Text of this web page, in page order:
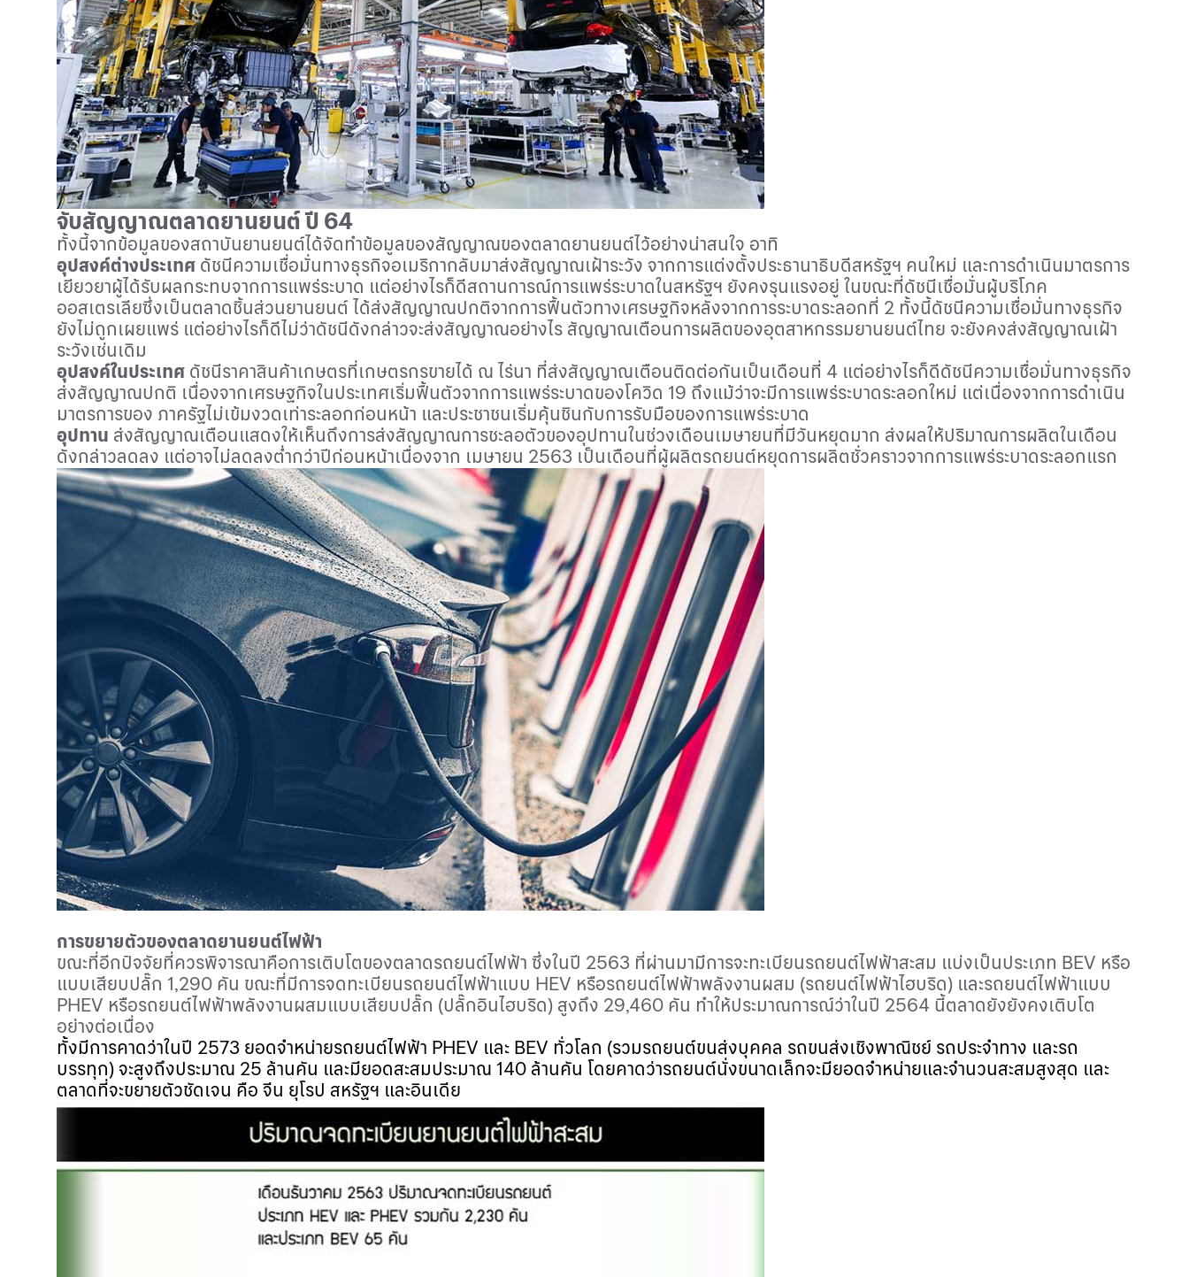
จับสัญญาณตลาดยานยนต์ ปี 64
ทั้งนี้จากข้อมูลของสถาบันยานยนต์ได้จัดทำข้อมูลของสัญญาณของตลาดยานยนต์ไว้อย่างน่าสนใจ อาทิ
อุปสงค์ต่างประเทศ ดัชนีความเชื่อมั่นทางธุรกิจอเมริกากลับมาส่งสัญญาณเฝ้าระวัง จากการแต่งตั้งประธานาธิบดีสหรัฐฯ คนใหม่ และการดำเนินมาตรการ
เยียวยาผู้ได้รับผลกระทบจากการแพร่ระบาด แต่อย่างไรก็ดีสถานการณ์การแพร่ระบาดในสหรัฐฯ ยังคงรุนแรงอยู่ ในขณะที่ดัชนีเชื่อมั่นผู้บริโภค
ออสเตรเลียซึ่งเป็นตลาดชิ้นส่วนยานยนต์ ได้ส่งสัญญาณปกติจากการฟื้นตัวทางเศรษฐกิจหลังจากการระบาดระลอกที่ 2 ทั้งนี้ดัชนีความเชื่อมั่นทางธุรกิจ
ยังไม่ถูกเผยแพร่ แต่อย่างไรก็ดีไม่ว่าดัชนีดังกล่าวจะส่งสัญญาณอย่างไร สัญญาณเตือนการผลิตของอุตสาหกรรมยานยนต์ไทย จะยังคงส่งสัญญาณเฝ้า
ระวังเช่นเดิม
อุปสงค์ในประเทศ ดัชนีราคาสินค้าเกษตรที่เกษตรกรขายได้ ณ ไร่นา ที่ส่งสัญญาณเตือนติดต่อกันเป็นเดือนที่ 4 แต่อย่างไรก็ดีดัชนีความเชื่อมั่นทางธุรกิจ
ส่งสัญญาณปกติ เนื่องจากเศรษฐกิจในประเทศเริ่มฟื้นตัวจากการแพร่ระบาดของโควิด 19 ถึงแม้ว่าจะมีการแพร่ระบาดระลอกใหม่ แต่เนื่องจากการดำเนิน
มาตรการของ ภาครัฐไม่เข้มงวดเท่าระลอกก่อนหน้า และประชาชนเริ่มคุ้นชินกับการรับมือของการแพร่ระบาด
อุปทาน ส่งสัญญาณเตือนแสดงให้เห็นถึงการส่งสัญญาณการชะลอตัวของอุปทานในช่วงเดือนเมษายนที่มีวันหยุดมาก ส่งผลให้ปริมาณการผลิตในเดือน
ดังกล่าวลดลง แต่อาจไม่ลดลงต่ำกว่าปีก่อนหน้าเนื่องจาก เมษายน 2563 เป็นเดือนที่ผู้ผลิตรถยนต์หยุดการผลิตชั่วคราวจากการแพร่ระบาดระลอกแรก
การขยายตัวของตลาดยานยนต์ไฟฟ้า
ขณะที่อีกปัจจัยที่ควรพิจารณาคือการเติบโตของตลาดรถยนต์ไฟฟ้า ซึ่งในปี 2563 ที่ผ่านมามีการจะทะเบียนรถยนต์ไฟฟ้าสะสม แบ่งเป็นประเภท BEV หรือ
แบบเสียบปลั๊ก 1,290 คัน ขณะที่มีการจดทะเบียนรถยนต์ไฟฟ้าแบบ HEV หรือรถยนต์ไฟฟ้าพลังงานผสม (รถยนต์ไฟฟ้าไฮบริด) และรถยนต์ไฟฟ้าแบบ
PHEV หรือรถยนต์ไฟฟ้าพลังงานผสมแบบเสียบปลั๊ก (ปลั๊กอินไฮบริด) สูงถึง 29,460 คัน ทำให้ประมาณการณ์ว่าในปี 2564 นี้ตลาดยังยังคงเติบโต
อย่างต่อเนื่อง
ทั้งมีการคาดว่าในปี 2573 ยอดจำหน่ายรถยนต์ไฟฟ้า PHEV และ BEV ทั่วโลก (รวมรถยนต์ขนส่งบุคคล รถขนส่งเชิงพาณิชย์ รถประจำทาง และรถ
บรรทุก) จะสูงถึงประมาณ 25 ล้านคัน และมียอดสะสมประมาณ 140 ล้านคัน โดยคาดว่ารถยนต์นั่งขนาดเล็กจะมียอดจำหน่ายและจำนวนสะสมสูงสุด และ
ตลาดที่จะขยายตัวชัดเจน คือ จีน ยุโรป สหรัฐฯ และอินเดีย